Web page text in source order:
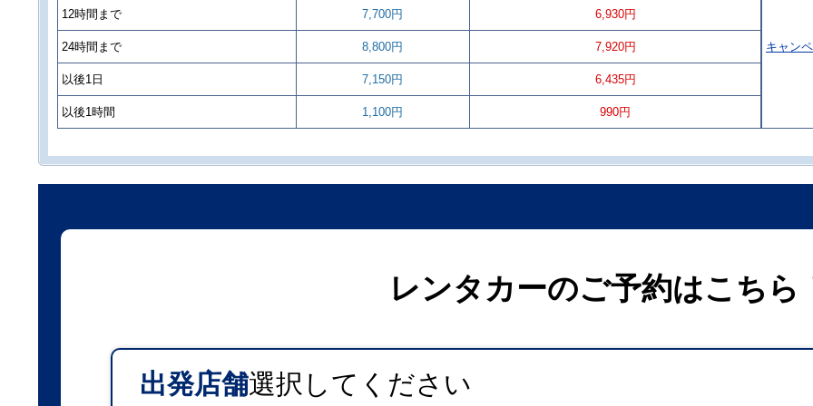
キャン
12時間まで 7,700円 6,930円
24時間まで 8,800円 7,920円
以後1日 7,150円 6,435円
以後1時間 1,100円 990円
レンタカーのご予約はこちら
出発店舗選択してください